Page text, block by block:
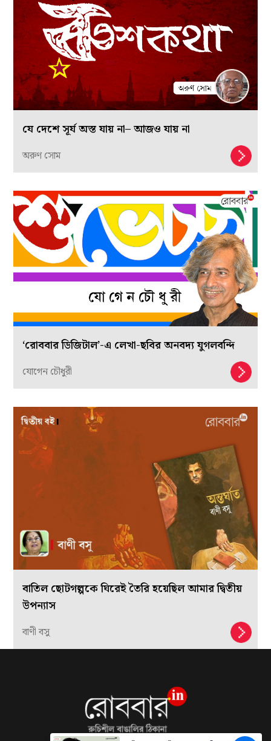
যে দেশে সূর্য অস্ত যায় না– আজও যায় না
অরুণ সোম
‘রোববার ডিজিটাল’-এ লেখা-ছবির অনবদ্য যুগলবন্দি
যোগেন চৌধুরী
বাতিল ছোটগল্পকে ঘিরেই তৈরি হয়েছিল আমার দ্বিতীয়
উপন্যাস
বাণী বসু